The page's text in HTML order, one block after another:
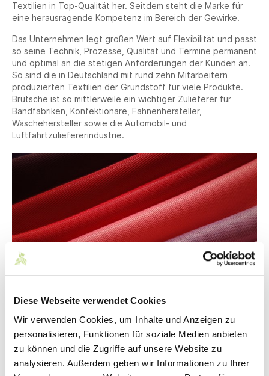
Diese Webseite verwendet Cookies
Wir verwenden Cookies, um Inhalte und Anzeigen zu
personalisieren, Funktionen für soziale Medien anbieten
zu können und die Zugriffe auf unsere Website zu
analysieren. Außerdem geben wir Informationen zu Ihrer
Textilien in Top-Qualität her. Seitdem steht die Marke für
eine herausragende Kompetenz im Bereich der Gewirke.
Das Unternehmen legt großen Wert auf Flexibilität und passt
so seine Technik, Prozesse, Qualität und Termine permanent
und optimal an die stetigen Anforderungen der Kunden an.
So sind die in Deutschland mit rund zehn Mitarbeitern
produzierten Textilien der Grundstoff für viele Produkte.
Brutsche ist so mittlerweile ein wichtiger Zulieferer für
Bandfabriken, Konfektionäre, Fahnenhersteller,
Wäschehersteller sowie die Automobil- und
Luftfahrtzuliefererindustrie.
Kontakt